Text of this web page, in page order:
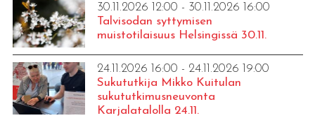
30.11.2026 12:00 - 30.11.2026 16:00
Talvisodan syttymisen
muistotilaisuus Helsingissä 30.11.
24.11.2026 16:00 - 24.11.2026 19:00
Sukututkija Mikko Kuitulan
sukututkimusneuvonta
Karjalatalolla 24.11.